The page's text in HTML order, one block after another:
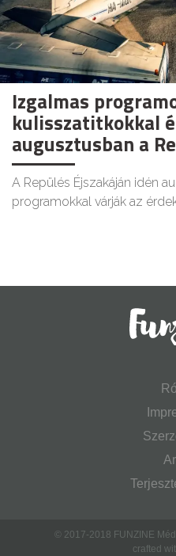
Izgalmas
kulisszatitkokkal
augusztusban a
A Repülés Éjszakáján idén
programokkal várják az
© 2017-2018 FUNZINE
crafted